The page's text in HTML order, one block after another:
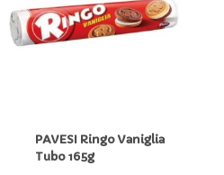
PAVESI Ringo Vaniglia
Tubo 165g